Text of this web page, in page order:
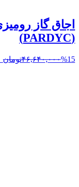
اجاق گاز
(PARDYC)
%15۴۶,۶۴۰,۰۰۰تومان